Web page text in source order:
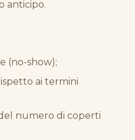
anticipo.
(no-show);
ai termini
numero di coperti